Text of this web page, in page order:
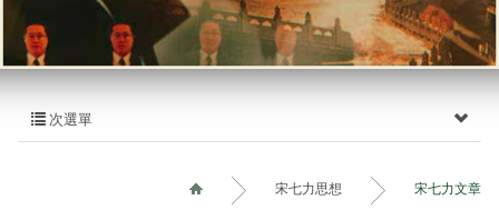
次選單
宋七力思想 宋七力文章